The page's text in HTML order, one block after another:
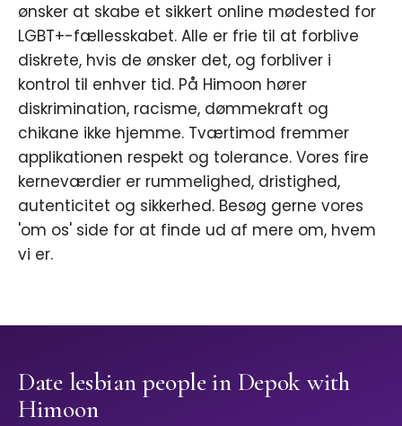
ønsker at skabe et sikkert online mødested for
LGBT+-fællesskabet. Alle er frie til at forblive
diskrete, hvis de ønsker det, og forbliver i
kontrol til enhver tid. På Himoon hører
diskrimination, racisme, dømmekraft og
chikane ikke hjemme. Tværtimod fremmer
applikationen respekt og tolerance. Vores fire
kerneværdier er rummelighed, dristighed,
autenticitet og sikkerhed. Besøg gerne vores
'om os' side for at finde ud af mere om, hvem
vi er.
Date lesbian people in Depok with
Himoon